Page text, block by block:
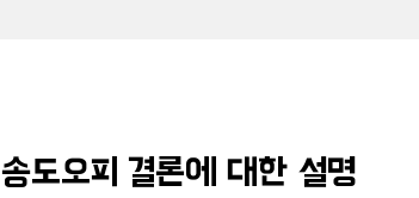
송도오피 결론에 대한 설명